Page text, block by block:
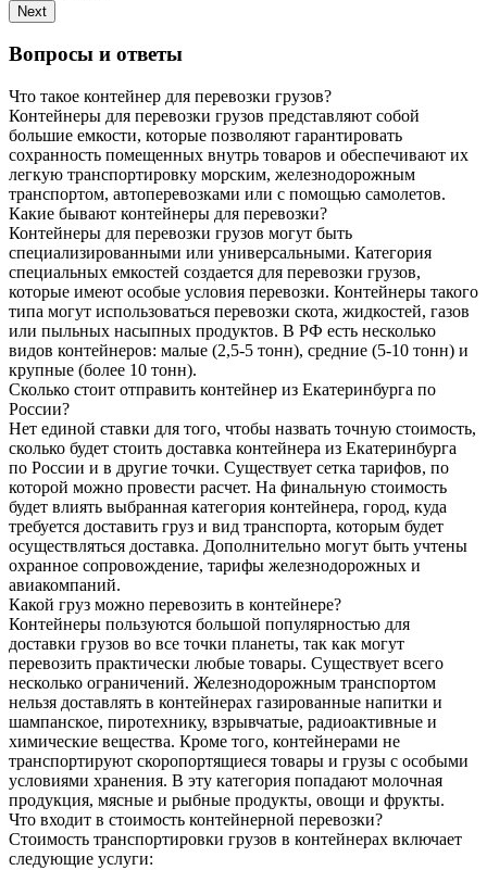
Next
Вопросы и ответы
Что такое контейнер для перевозки грузов?
Контейнеры для перевозки грузов представляют собой
большие емкости, которые позволяют гарантировать
сохранность помещенных внутрь товаров и обеспечивают их
легкую транспортировку морским, железнодорожным
транспортом, автоперевозками или с помощью самолетов.
Какие бывают контейнеры для перевозки?
Контейнеры для перевозки грузов могут быть
специализированными или универсальными. Категория
специальных емкостей создается для перевозки грузов,
которые имеют особые условия перевозки. Контейнеры такого
типа могут использоваться перевозки скота, жидкостей, газов
или пыльных насыпных продуктов. В РФ есть несколько
видов контейнеров: малые (2,5-5 тонн), средние (5-10 тонн) и
крупные (более 10 тонн).
Сколько стоит отправить контейнер из Екатеринбурга по
России?
Нет единой ставки для того, чтобы назвать точную стоимость,
сколько будет стоить доставка контейнера из Екатеринбурга
по России и в другие точки. Существует сетка тарифов, по
которой можно провести расчет. На финальную стоимость
будет влиять выбранная категория контейнера, город, куда
требуется доставить груз и вид транспорта, которым будет
осуществляться доставка. Дополнительно могут быть учтены
охранное сопровождение, тарифы железнодорожных и
авиакомпаний.
Какой груз можно перевозить в контейнере?
Контейнеры пользуются большой популярностью для
доставки грузов во все точки планеты, так как могут
перевозить практически любые товары. Существует всего
несколько ограничений. Железнодорожным транспортом
нельзя доставлять в контейнерах газированные напитки и
шампанское, пиротехнику, взрывчатые, радиоактивные и
химические вещества. Кроме того, контейнерами не
транспортируют скоропортящиеся товары и грузы с особыми
условиями хранения. В эту категория попадают молочная
продукция, мясные и рыбные продукты, овощи и фрукты.
Что входит в стоимость контейнерной перевозки?
Стоимость транспортировки грузов в контейнерах включает
следующие услуги: